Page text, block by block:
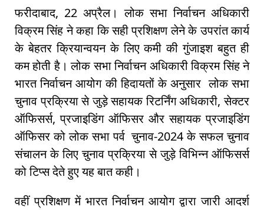
फरीदाबाद, 22 अप्रैल। लोक सभा निर्वाचन अधिकारी
विक्रम सिंह ने कहा कि सही प्रशिक्षण लेने के उपरांत कार्य
के बेहतर क्रियान्वयन के लिए कमी की गुंजाइश बहुत ही
कम होती है। लोक सभा निर्वाचन अधिकारी विक्रम सिंह ने
भारत निर्वाचन आयोग की हिदायतों के अनुसार लोक सभा
चुनाव प्रक्रिया से जुड़े सहायक रिटर्निंग अधिकारी, सेक्टर
ऑफिसर्स, प्रजाइडिंग ऑफिसर और सहायक प्रजाइडिंग
ऑफिसर को लोक सभा पर्व चुनाव-2024 के सफल चुनाव
संचालन के लिए चुनाव प्रक्रिया से जुड़े विभिन्न ऑफिसर्स
को टिप्स देते हुए यह बात कही।
वहीं प्रशिक्षण में भारत निर्वाचन आयोग द्वारा जारी आदर्श